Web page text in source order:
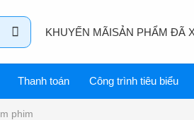
KHUYẾN MÃISẢN PHẨM ĐÃ
Thanh toán Công trình tiêu biểu
phim